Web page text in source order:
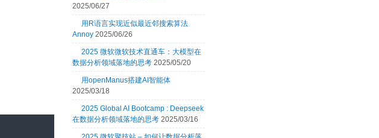
2025/06/27
用R语言实现近似最近邻搜索算法
Annoy 2025/06/26
2025 微软微软技术直通车：大模型在
数据分析领域落地的思考 2025/05/20
用openManus搭建AI智能体
2025/03/18
2025 Global AI Bootcamp : Deepseek
在数据分析领域落地的思考 2025/03/16